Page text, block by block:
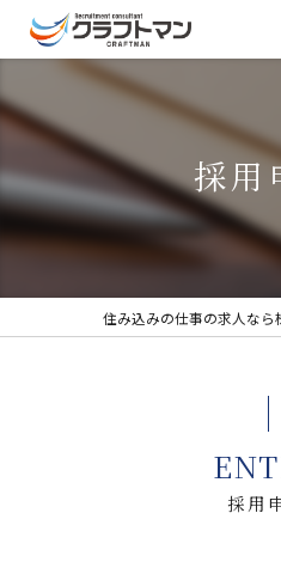
採用
住み込みの仕事の求人なら
採用